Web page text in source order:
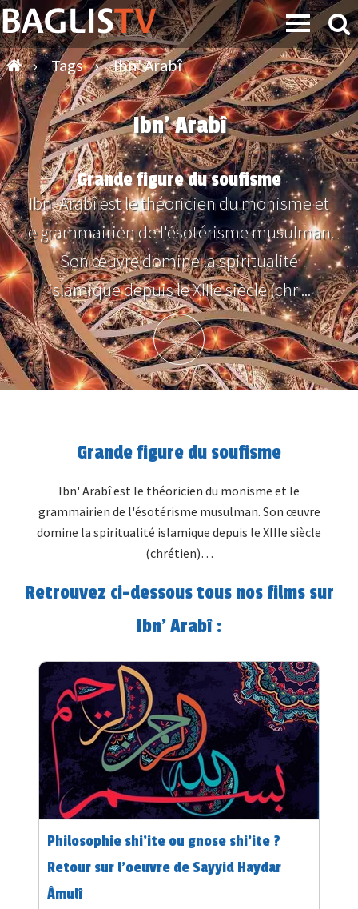
› Tags › Ibn' Arabî
Ibn' Arabî
Grande figure du soufisme
Ibn' Arabî est le théoricien du monisme et
le grammairien de l'ésotérisme musulman.
Son œuvre domine la spiritualité
islamique depuis le XIIIe siècle (chr ...
Plus d'info
Grande figure du soufisme
Ibn' Arabî est le théoricien du monisme et le
grammairien de l'ésotérisme musulman. Son œuvre
domine la spiritualité islamique depuis le XIIIe siècle
(chrétien)…
Retrouvez ci-dessous tous nos films sur
Ibn' Arabî :
Philosophie shi’ite ou gnose shi’ite ?
Retour sur l’oeuvre de Sayyid Haydar
Âmulî